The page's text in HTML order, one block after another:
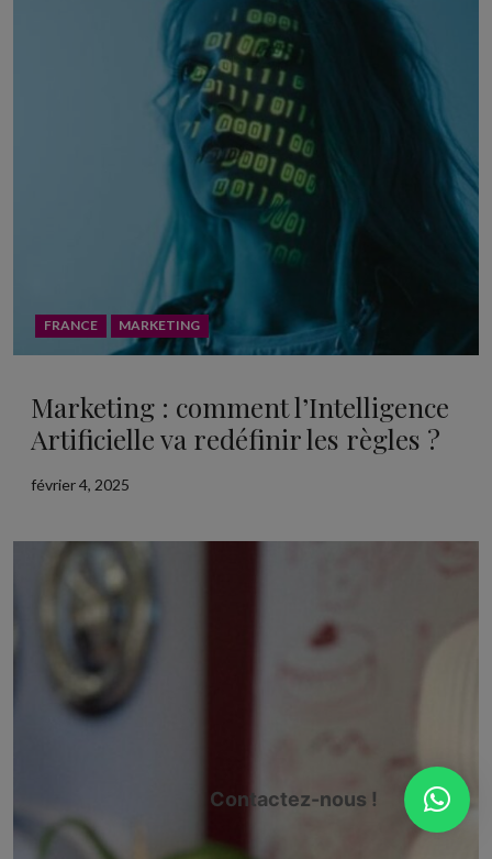
FRANCE MARKETING
Marketing : comment l’Intelligence
Artificielle va redéfinir les règles ?
février 4, 2025
Contactez-nous !